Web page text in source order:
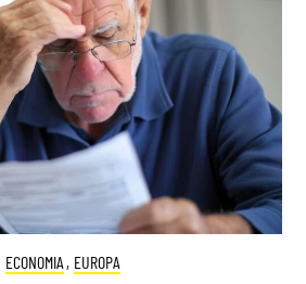
ECONOMIA , EUROPA